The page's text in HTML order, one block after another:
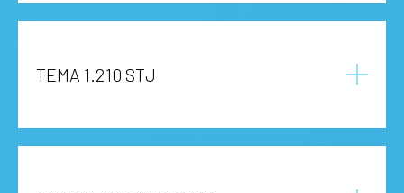
TEMA 1.210 STJ